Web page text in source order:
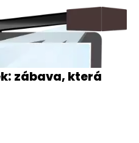
zábava, která